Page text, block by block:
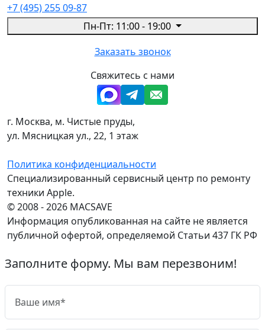
+7 (495) 255 09-87
Пн-Пт: 11:00 - 19:00
Заказать звонок
Свяжитесь с нами
г. Москва, м. Чистые пруды,
ул. Мясницкая ул., 22, 1 этаж
Политика конфиденциальности
Специализированный сервисный центр по ремонту
техники Apple.
© 2008 - 2026 MACSAVE
Информация опубликованная на сайте не является
публичной офертой, определяемой Статьи 437 ГК РФ
Заполните форму. Мы вам перезвоним!